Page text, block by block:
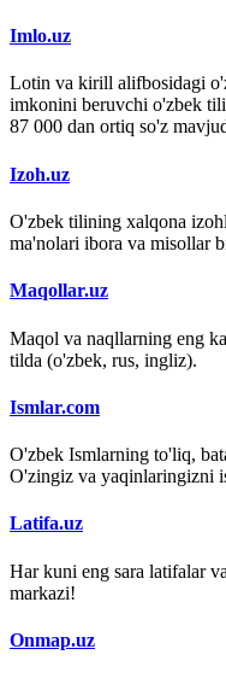
Imlo.uz
Lotin va kirill alifbosidagi
imkonini beruvchi o'zbek
87 000 dan ortiq so'z
Izoh.uz
O'zbek tilining xalqona
ma'nolari ibora va misollar
Maqollar.uz
Maqol va naqllarning eng
tilda (o'zbek, rus, ingliz).
Ismlar.com
O'zbek Ismlarning to'liq,
O'zingiz va yaqinlaringizni
Latifa.uz
Har kuni eng sara latifalar
markazi!
Onmap.uz